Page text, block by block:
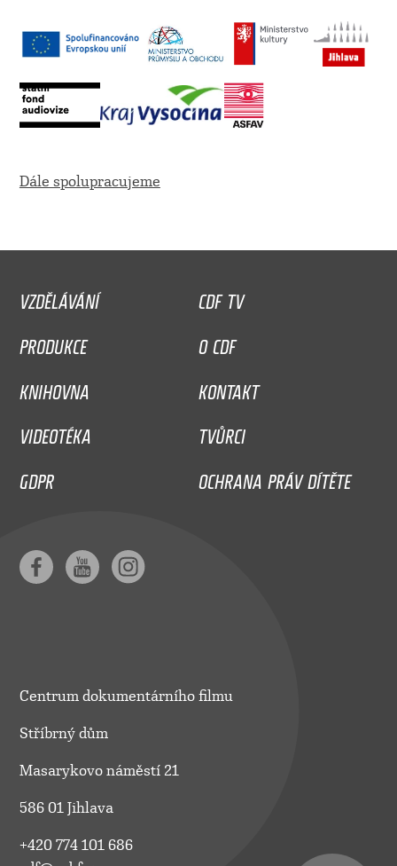
Dále spolupracujeme
VZDĚLÁVÁNÍ
CDF TV
PRODUKCE
O CDF
KNIHOVNA
KONTAKT
VIDEOTÉKA
TVŮRCI
GDPR
OCHRANA PRÁV DÍTĚTE
Centrum dokumentárního filmu
Stříbrný dům
Masarykovo náměstí 21
586 01 Jihlava
+420 774 101 686